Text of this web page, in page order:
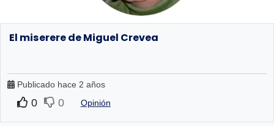
El miserere de Miguel Crevea
Publicado hace 2 años
0 0 Opinión